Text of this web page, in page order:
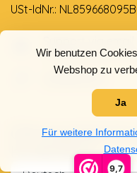
9,7
Wir benutzen
Webshop zu
Ja
Für weitere
USt-IdNr.:
0638961072
Öffnungszeiten
Kundendienst